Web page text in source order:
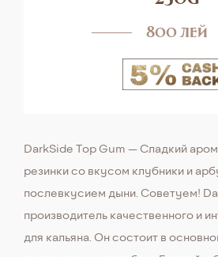
800 лей
DarkSide Top Gum — Сладкий
резинки со вкусом клубники и
послевкусием дыни. Cоветуем!
производитель качественного и
для кальяна. Он состоит в